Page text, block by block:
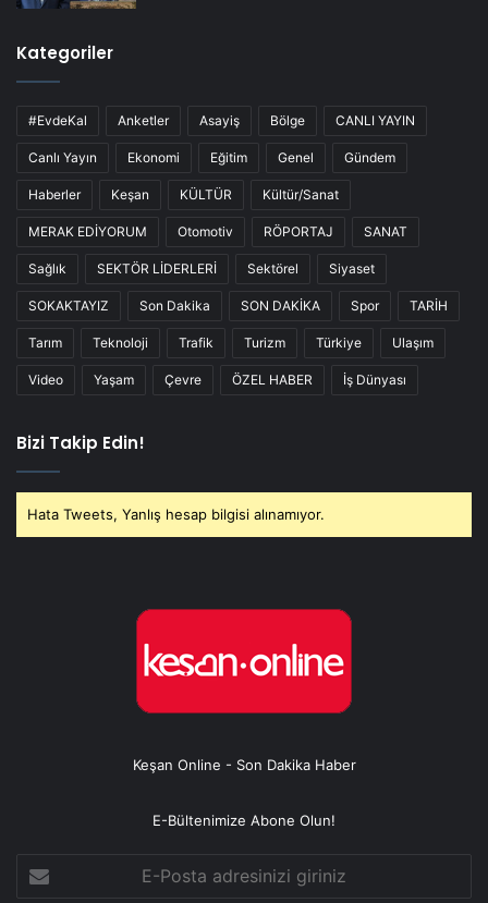
Kategoriler
#EvdeKal Anketler Asayiş Bölge CANLI YAYIN
Canlı Yayın Ekonomi Eğitim Genel Gündem
Haberler Keşan KÜLTÜR Kültür/Sanat
MERAK EDİYORUM Otomotiv RÖPORTAJ SANAT
Sağlık SEKTÖR LİDERLERİ Sektörel Siyaset
SOKAKTAYIZ Son Dakika SON DAKİKA Spor TARİH
Tarım Teknoloji Trafik Turizm Türkiye Ulaşım
Video Yaşam Çevre ÖZEL HABER İş Dünyası
Bizi Takip Edin!
Hata Tweets, Yanlış hesap bilgisi alınamıyor.
Keşan Online - Son Dakika Haber
E-Bültenimize Abone Olun!
Posta